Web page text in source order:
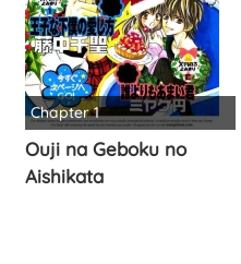
Chapter 1
Ouji na Geboku no
Aishikata